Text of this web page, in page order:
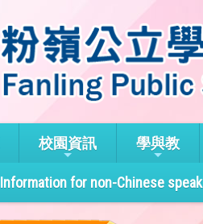
校園資訊 學與教
Information for non-Chinese